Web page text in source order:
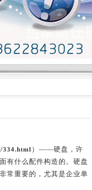
334.html）——硬盘，许
有什么配件构造的。硬盘
常重要的，尤其是企业单